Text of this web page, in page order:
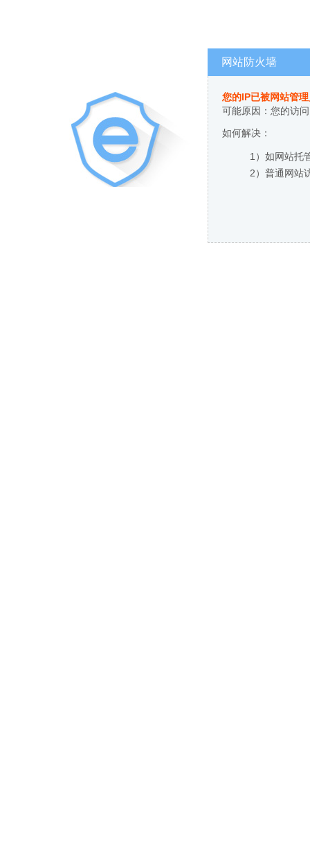
网站防火墙
您的IP已被网站管
可能原因：您的访
如何解决：
1）如网站托
2）普通网站